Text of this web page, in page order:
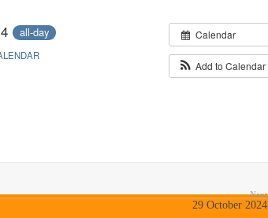
उपक्रम
समाधान शिबिरास पनवेलमध्ये उत्स्फूर्त प्रतिसाद
कामगारांना भरघोस पगारवाढ
Calendar
Add to Calendar
all-day
Next
29 October 2024